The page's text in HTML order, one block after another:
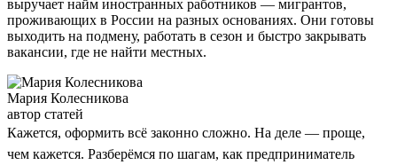
выручает найм иностранных работников — мигрантов,
проживающих в России на разных основаниях. Они готовы
выходить на подмену, работать в сезон и быстро закрывать
вакансии, где не найти местных.
Мария Колесникова
автор статей
Кажется, оформить всё законно сложно. На деле — проще,
чем кажется. Разберёмся по шагам, как предприниматель